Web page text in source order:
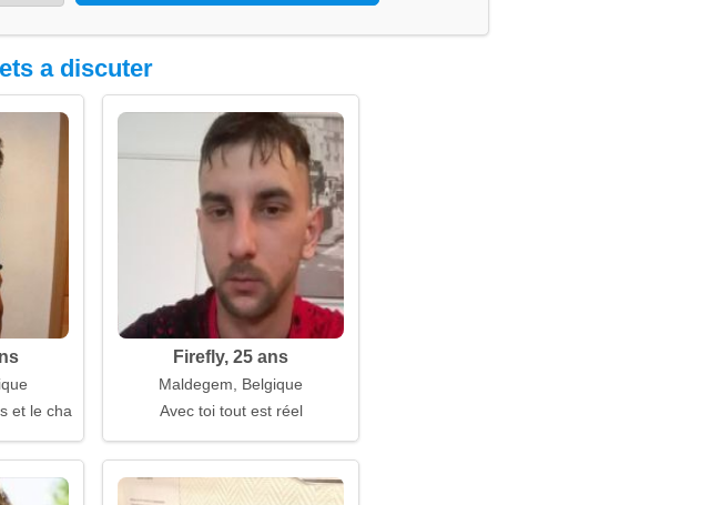
a discuter
et le chaos
Firefly, 25 ans
Maldegem, Belgique
Avec toi tout est réel